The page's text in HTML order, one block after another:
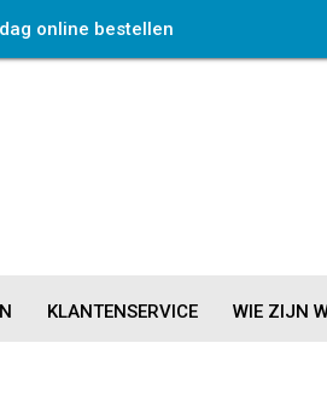
online bestellen
KLANTENSERVICE WIE ZIJN